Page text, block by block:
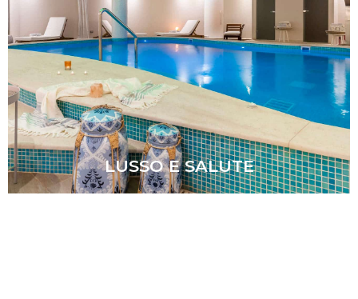
LUSSO E SALUTE
Thalassoterapia e massaggi
Scopri di piú